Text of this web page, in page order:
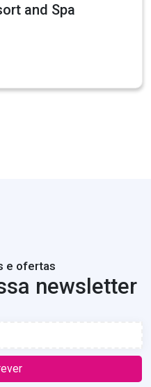
and Spa
e ofertas
newsletter